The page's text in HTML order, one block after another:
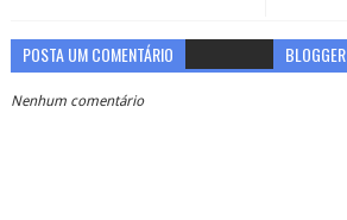
POSTA UM COMENTÁRIO BLOGGER
Nenhum comentário